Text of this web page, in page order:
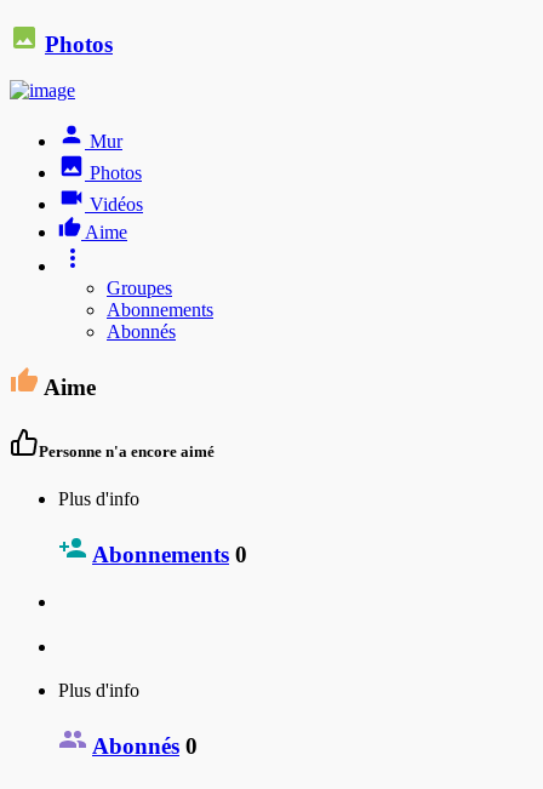
Photos
Mur
Photos
Vidéos
Aime
Groupes
Abonnements
Abonnés
Aime
Personne n'a encore aimé
Plus d'info
Abonnements 0
Plus d'info
Abonnés 0